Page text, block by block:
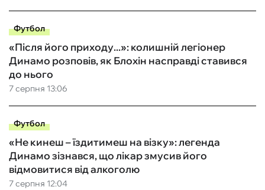
Футбол
7 серпня 13:06
«Після його приходу...»: колишній легіонер
Динамо розповів, як Блохін насправді ставився
до нього
Футбол
7 серпня 12:04
«Не кинеш – їздитимеш на візку»: легенда
Динамо зізнався, що лікар змусив його
відмовитися від алкоголю